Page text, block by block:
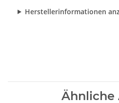
Herstellerinformationen
Ähnliche